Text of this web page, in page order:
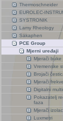
Thermoschneider
EUROLEC-
SYSTRONIK
Lamy Rheology
Säkaphen
PCE Group
Mjerni uređaji
Mjerači buke
Vremenske
Brojači
Mjerači
Digitalni
Pokazatelj
faza
Mjerači
Luxmetri